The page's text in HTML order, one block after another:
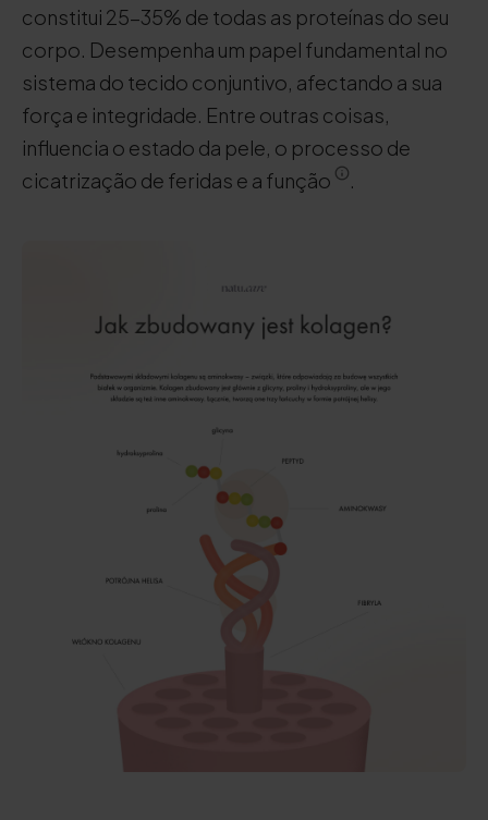
constitui 25-35% de todas as proteínas do seu
corpo. Desempenha um papel fundamental no
sistema do tecido conjuntivo, afectando a sua
força e integridade. Entre outras coisas,
influencia o estado da pele, o processo de
cicatrização de feridas e a função
.